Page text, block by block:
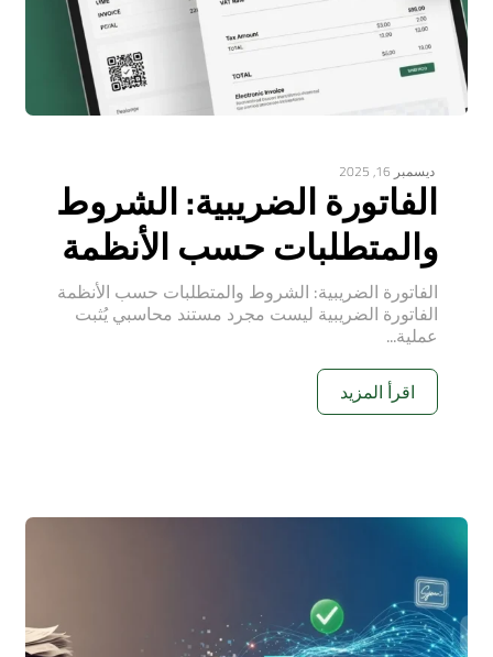
ديسمبر 16, 2025
الفاتورة الضريبية: الشروط
والمتطلبات حسب الأنظمة
الفاتورة الضريبية: الشروط والمتطلبات حسب الأنظمة
الفاتورة الضريبية ليست مجرد مستند محاسبي يُثبت
عملية...
اقرأ المزيد